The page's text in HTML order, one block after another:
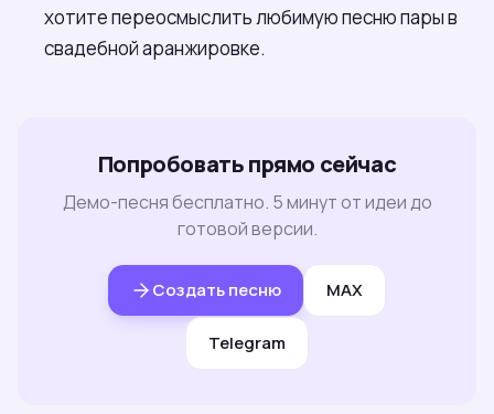
хотите переосмыслить любимую песню пары в
свадебной аранжировке.
Попробовать прямо сейчас
Демо-песня бесплатно. 5 минут от идеи до
готовой версии.
Создать песню MAX
Telegram